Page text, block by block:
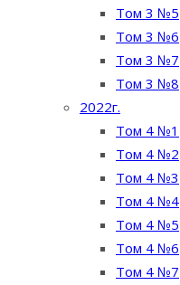
Том 3 №5
Том 3 №6
Том 3 №7
Том 3 №8
2022г.
Том 4 №1
Том 4 №2
Том 4 №3
Том 4 №4
Том 4 №5
Том 4 №6
Том 4 №7